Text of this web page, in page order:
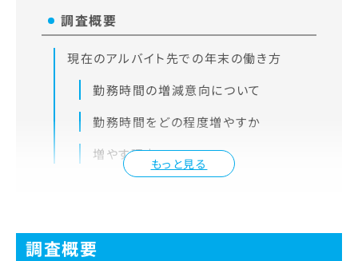
もっと見る
調査概要
現在のアルバイト先での年末の働き方
勤務時間の増減意向について
勤務時間をどの程度増やすか
増やす理由
調査概要